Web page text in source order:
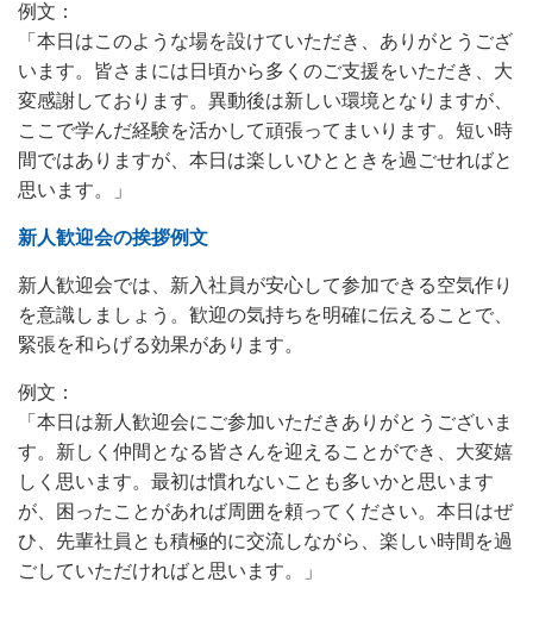
例文：
「本日はこのような場を設けていただき、ありがとうござ
います。皆さまには日頃から多くのご支援をいただき、大
変感謝しております。異動後は新しい環境となりますが、
ここで学んだ経験を活かして頑張ってまいります。短い時
間ではありますが、本日は楽しいひとときを過ごせればと
思います。」
新人歓迎会の挨拶例文
新人歓迎会では、新入社員が安心して参加できる空気作り
を意識しましょう。歓迎の気持ちを明確に伝えることで、
緊張を和らげる効果があります。
例文：
「本日は新人歓迎会にご参加いただきありがとうございま
す。新しく仲間となる皆さんを迎えることができ、大変嬉
しく思います。最初は慣れないことも多いかと思います
が、困ったことがあれば周囲を頼ってください。本日はぜ
ひ、先輩社員とも積極的に交流しながら、楽しい時間を過
ごしていただければと思います。」